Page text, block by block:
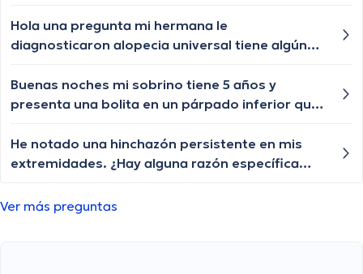
opresión y cuándo debería buscar atención
médica?
Hola una pregunta mi hermana le
diagnosticaron alopecia universal tiene algún
las cejas y pestañas , aunque ya le están
creciendo de a poquito pero lento y chiquititos
pestañas igual algún tratamiento q le ayude a
crecer o esa enfermedad ya no tiene
Buenas noches mi sobrino tiene 5 años y
presenta una bolita en un párpado inferior que
vuelve aparecer, qué especialista nos puede
ayudar?
He notado una hinchazón persistente en mis
extremidades. ¿Hay alguna razón específica
atención médica?
Ver más preguntas